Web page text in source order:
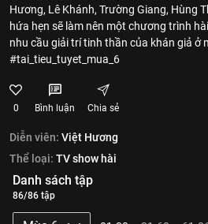
Hương, Lê Khánh, Trường Giang, Hùng
hứa hẹn sẽ làm nên một chương trình
nhu cầu giải trí tinh thần của khán giả ở
#tai_tieu_tuyet_mua_6
0 Bình luận Chia sẻ
Diễn viên: Việt Hương
Thể loại: TV show hài
Danh sách tập
86/86 tập